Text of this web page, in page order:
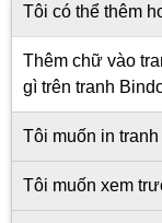
Tôi có thể thêm
Thêm chữ vào
gì trên tranh
Tôi muốn in
Tôi muốn xem